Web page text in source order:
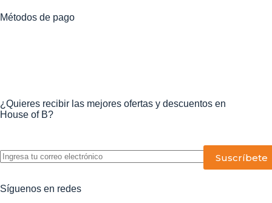
Métodos de pago
¿Quieres recibir las mejores ofertas y descuentos en
House of B?
P
Síguenos en redes